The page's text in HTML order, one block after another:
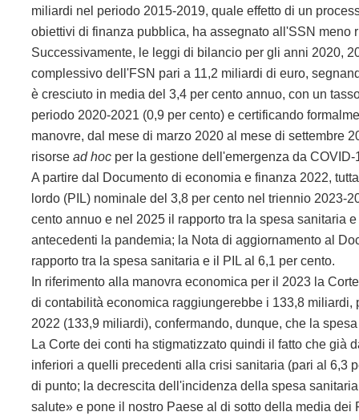
miliardi nel periodo 2015-2019, quale effetto di un
obiettivi di finanza pubblica, ha assegnato all'SSN meno
Successivamente, le leggi di bilancio per gli anni 2020,
complessivo dell'FSN pari a 11,2 miliardi di euro,
è cresciuto in media del 3,4 per cento annuo, con un
periodo 2020-2021 (0,9 per cento) e certificando
manovre, dal mese di marzo 2020 al mese di settembre
risorsead hoc per la gestione dell'emergenza da
A partire dal Documento di economia e finanza 2022,
lordo (PIL) nominale del 3,8 per cento nel triennio 2023-
cento annuo e nel 2025 il rapporto tra la spesa sanitaria
antecedenti la pandemia; la Nota di aggiornamento al
rapporto tra la spesa sanitaria e il PIL al 6,1 per cento.
In riferimento alla manovra economica per il 2023 la
di contabilità economica raggiungerebbe i 133,8
2022 (133,9 miliardi), confermando, dunque, che la
La Corte dei conti ha stigmatizzato quindi il fatto che già
inferiori a quelli precedenti alla crisi sanitaria (pari al 6,3
di punto; la decrescita dell'incidenza della spesa
salute» e pone il nostro Paese al di sotto della media